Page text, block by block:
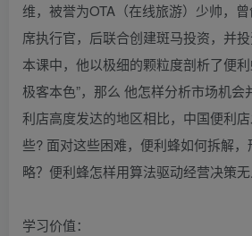
维，被誉为OTA（在线旅游）少帅，
席执行官，后联合创建斑马投资，并
本课中，他以极细的颗粒度剖析了便
极客本色”，那么 他怎样分析市场机会
利店高度发达的地区相比，中国便利
些? 面对这些困难，便利蜂如何拆解
略？便利蜂怎样用算法驱动经营决策无
学习价值：